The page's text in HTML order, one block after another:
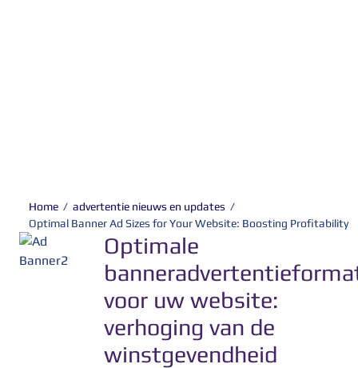
Home / advertentie nieuws en updates /
Optimal Banner Ad Sizes for Your Website: Boosting Profitability
Optimale
voor uw website:
verhoging van de
winstgevendheid